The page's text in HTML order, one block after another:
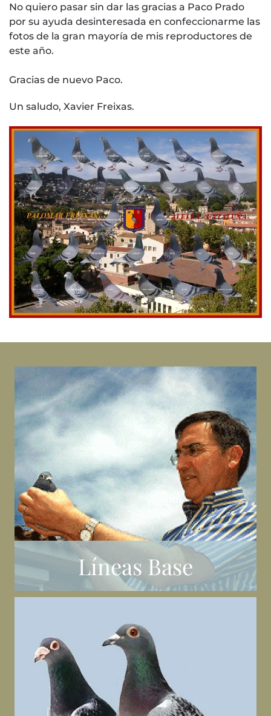
No quiero pasar sin dar las gracias a Paco Prado
por su ayuda desinteresada en confeccionarme las
fotos de la gran mayoría de mis reproductores de
este año.
Gracias de nuevo Paco.
Un saludo, Xavier Freixas.
Líneas Base